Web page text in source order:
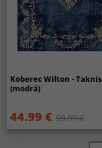
Koberec Wilton - Taknis
(modrá)
44.99 € 59.99 €